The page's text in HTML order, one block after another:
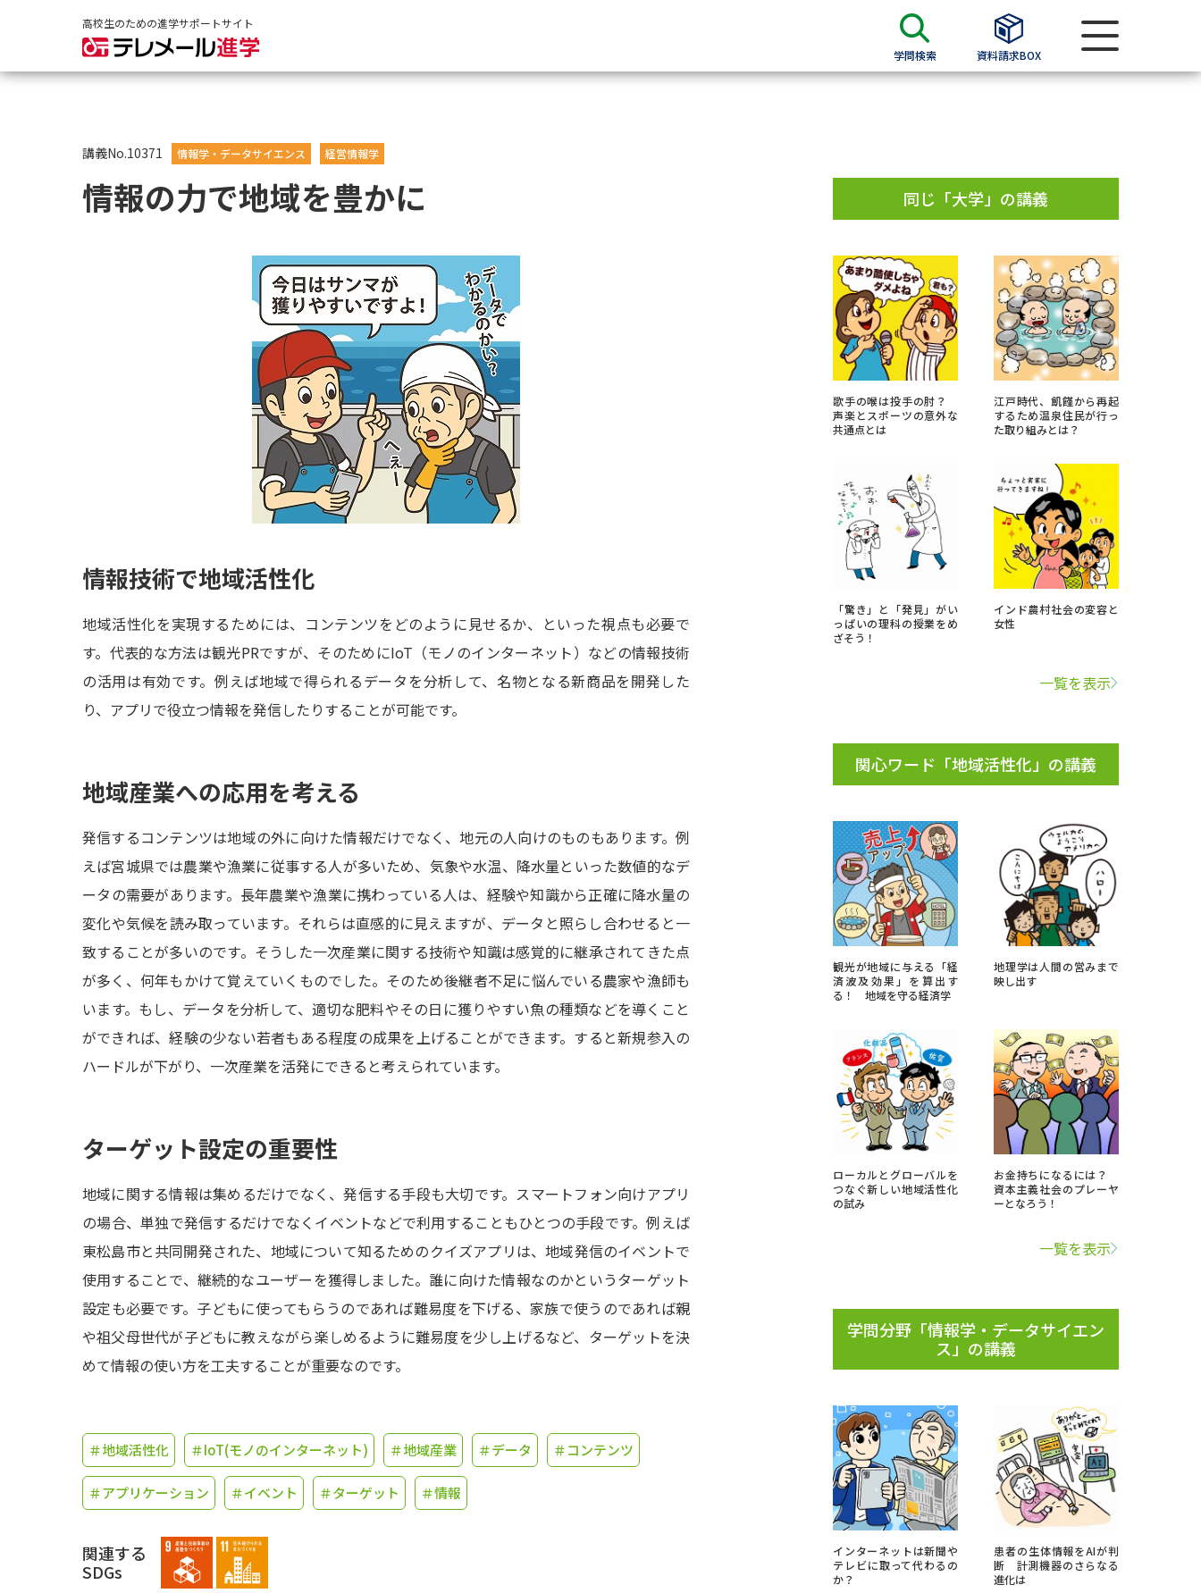
高校生のための進学サポートサイト
学問検索 資料請求BOX
過去問題集
留学・進学関連、塾・予備校
大学入学共通テスト「受験上の配慮案内」の請求
高等学校卒業程度認定試験
大学検索
大学で学べる内容や特徴を調べる
新増設大学・学部・学科特集
新学年スタート号特集ページ（高3生用）
オープンキャンパスなどを調べる
オープンキャンパス検索
実施プログラムから探す
来場型・Web型イベント特集
受験準備 資料検索
先輩が入学を決めた理由
新生活お役立ちガイド
学問発見
大学で学びたい学問発見
学問の教科書 夢ナビライブ
ユーザーサポート
このサイトについて
受付内容・発送状況の確認 テレメール
お支払いサイト
お問合せ先 テレメール進学カタログ訂正のご案内
講義No.10371 情報学・データサイエンス 経営情報学
情報の力で地域を豊かに
情報技術で地域活性化
地域活性化を実現するためには、コンテンツをどのように見せるか、といった視点も必要で
す。代表的な方法は観光PRですが、そのためにIoT（モノのインターネット）などの情報技術
の活用は有効です。例えば地域で得られるデータを分析して、名物となる新商品を開発した
り、アプリで役立つ情報を発信したりすることが可能です。
地域産業への応用を考える
発信するコンテンツは地域の外に向けた情報だけでなく、地元の人向けのものもあります。例
えば宮城県では農業や漁業に従事する人が多いため、気象や水温、降水量といった数値的なデ
ータの需要があります。長年農業や漁業に携わっている人は、経験や知識から正確に降水量の
変化や気候を読み取っています。それらは直感的に見えますが、データと照らし合わせると一
致することが多いのです。そうした一次産業に関する技術や知識は感覚的に継承されてきた点
が多く、何年もかけて覚えていくものでした。そのため後継者不足に悩んでいる農家や漁師も
います。もし、データを分析して、適切な肥料やその日に獲りやすい魚の種類などを導くこと
ができれば、経験の少ない若者もある程度の成果を上げることができます。すると新規参入の
ハードルが下がり、一次産業を活発にできると考えられています。
ターゲット設定の重要性
地域に関する情報は集めるだけでなく、発信する手段も大切です。スマートフォン向けアプリ
の場合、単独で発信するだけでなくイベントなどで利用することもひとつの手段です。例えば
東松島市と共同開発された、地域について知るためのクイズアプリは、地域発信のイベントで
使用することで、継続的なユーザーを獲得しました。誰に向けた情報なのかというターゲット
設定も必要です。子どもに使ってもらうのであれば難易度を下げる、家族で使うのであれば親
や祖父母世代が子どもに教えながら楽しめるように難易度を少し上げるなど、ターゲットを決
めて情報の使い方を工夫することが重要なのです。
＃地域活性化 ＃IoT(モノのインターネット) ＃地域産業 ＃データ ＃コンテンツ
＃アプリケーション ＃イベント ＃ターゲット ＃情報
関連する
SDGs
同じ「大学」の講義
歌手の喉は投手の肘？
声楽とスポーツの意外な
共通点とは
江戸時代、飢饉から再起
するため温泉住民が行っ
た取り組みとは？
「驚き」と「発見」がい
っぱいの理科の授業をめ
ざそう！
インド農村社会の変容と
女性
一覧を表示
関心ワード「地域活性化」の講義
観光が地域に与える「経
済波及効果」を算出す
る！ 地域を守る経済学
地理学は人間の営みまで
映し出す
ローカルとグローバルを
つなぐ新しい地域活性化
の試み
お金持ちになるには？
資本主義社会のプレーヤ
ーとなろう！
一覧を表示
学問分野「情報学・データサイエン
ス」の講義
インターネットは新聞や
テレビに取って代わるの
か？
患者の生体情報をAIが判
断 計測機器のさらなる
進化は